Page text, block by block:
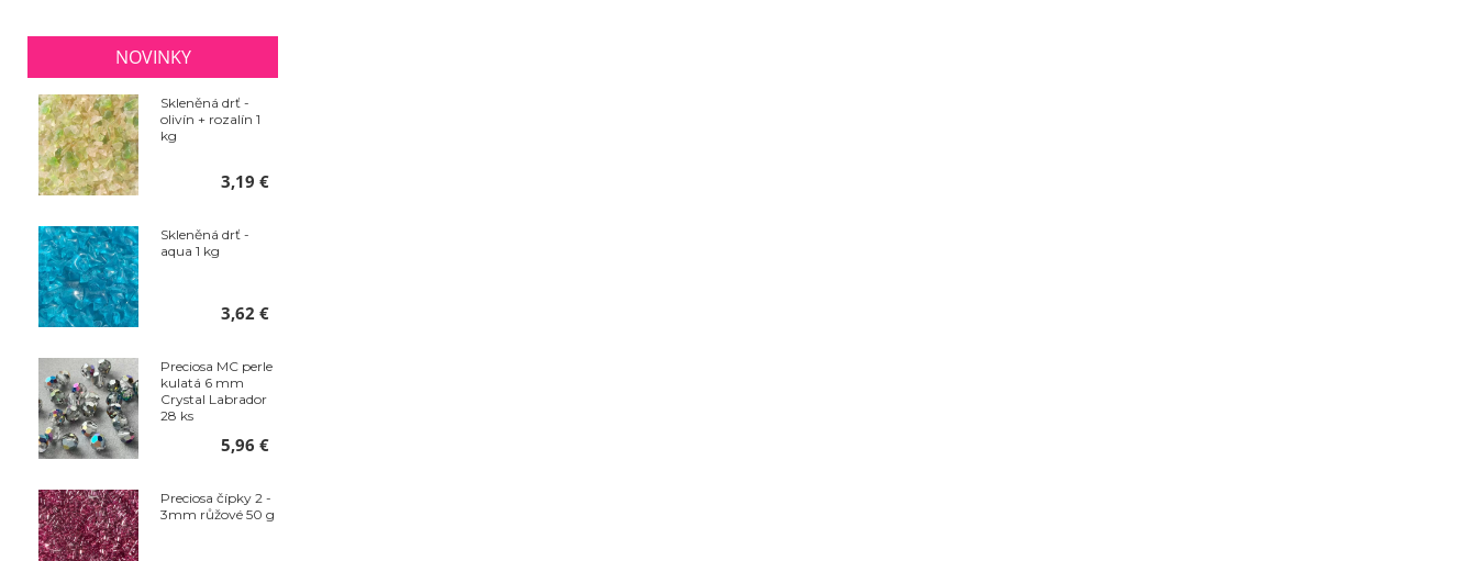
NOVINKY
Skleněná drť -
olivín + rozalín 1
kg
3,19 €
Skleněná drť -
aqua 1 kg
3,62 €
Preciosa MC perle
kulatá 6 mm
Crystal Labrador
28 ks
5,96 €
Preciosa čípky 2 -
3mm růžové 50 g